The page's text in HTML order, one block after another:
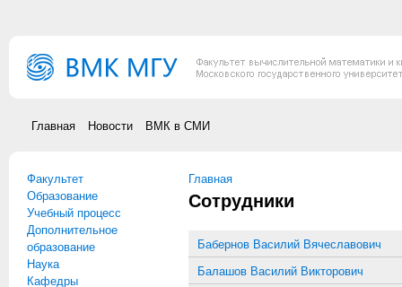
Главная Новости ВМК в СМИ
Факультет
Образование
Учебный процесс
Дополнительное
образование
Наука
Кафедры
Вы здесь
Главная
Сотрудники
Бабернов Василий Вячеславович
Балашов Василий Викторович